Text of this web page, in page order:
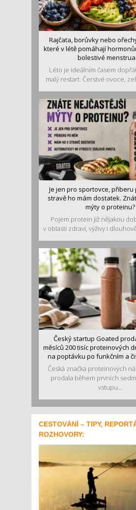
Rajčata, borůvky nebo
které v létě pomáhají
bolestivé
Léto je ideálním časem
malý restart. Čerstvé ovoce,
Je jen pro sportovce, přiberu
stravě ho mám dostatek.
mýty o proteinu?
Pojem protein již nějakou
v oblasti zdraví, výživy i
Český startup Goated
měsíců 200 tisíc proteinových
na poptávku po funkčním a
Česká značka proteinových
prodala během prvních
vstupu...
CESTOVÁNÍ – TIPY,
ROZHOVORY: